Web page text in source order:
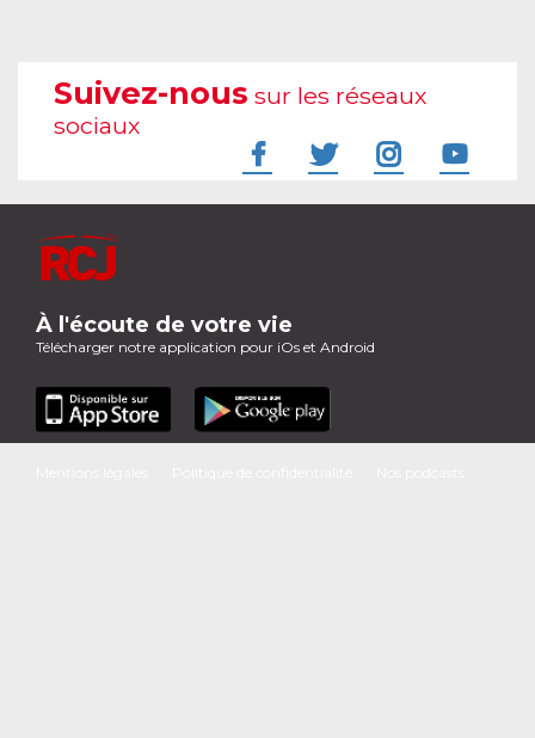
Suivez-nous sur les réseaux
sociaux
À l'écoute de votre vie
Télécharger notre application pour iOs et Android